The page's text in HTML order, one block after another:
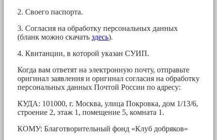
2. Своего паспорта.
3. Согласия на обработку персональных данных
(бланк можно скачать здесь).
4. Квитанции, в которой указан СУИП.
Когда вам ответят на электронную почту, отправьте
оригинал заявления и оригинал согласия на обработку
персональных данных Почтой России по адресу:
КУДА: 101000, г. Москва, улица Покровка, дом 1/13/6,
строение 2, этаж 1, помещение 5, комната 1.
КОМУ: Благотворительный фонд «Клуб добряков»